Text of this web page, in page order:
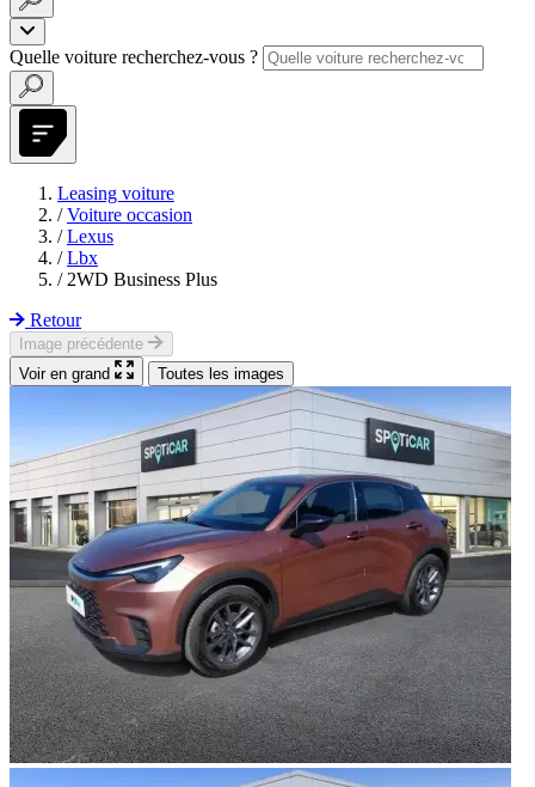
Quelle voiture recherchez-vous ?
Leasing voiture
/ Voiture occasion
/ Lexus
/ Lbx
/ 2WD Business Plus
Retour
Image précédente
Voir en grand
Toutes les images